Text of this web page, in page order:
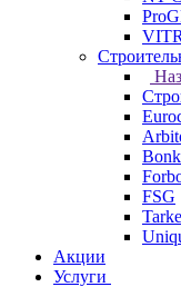
FSG
Акции
Услуги